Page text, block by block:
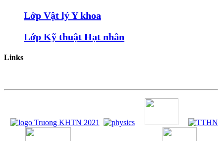
Lớp Vật lý Y khoa
Lớp Kỹ thuật Hạt nhân
Links